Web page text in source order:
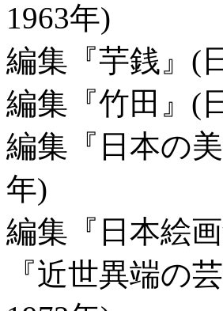
1963年)
編集『芋銭』(
編集『竹田』(
編集『日本の
年)
編集『日本絵
『近世異端の